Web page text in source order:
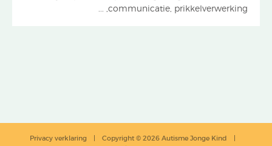
communicatie, prikkelverwerking, ...
Copyright © 2026 Autisme Jonge Kind
Privacy verklaring